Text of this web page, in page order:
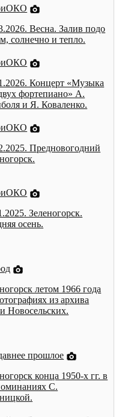
Весна. Залив подо
солнечно и тепло.
Концерт «Музыка
фортепиано» А.
и Я. Коваленко.
Предновогодний
Зеленогорск.
осень.
летом 1966 года
из архива
Новосельских.
прошлое
конца 1950-х гг. в
С.